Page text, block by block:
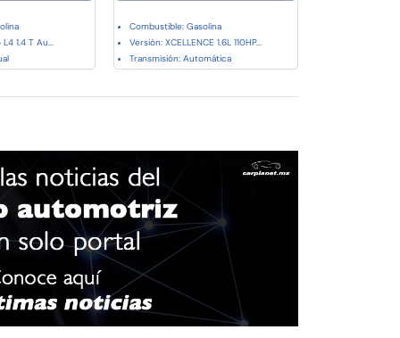
1.4 T Au...
Combustible: Gasolina
Versión: XCELLENCE 1.6L 110HP...
Transmisión: Automática